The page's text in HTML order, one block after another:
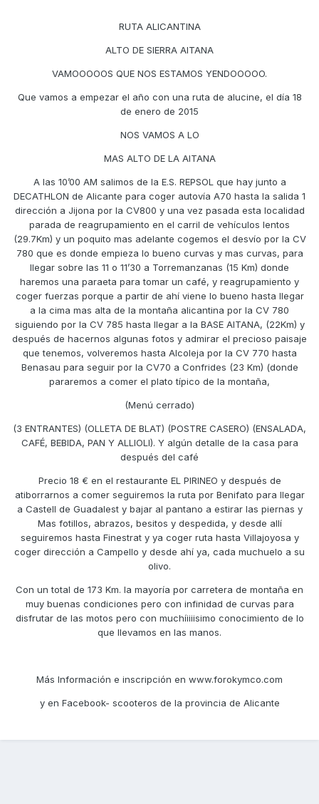
RUTA ALICANTINA
ALTO DE SIERRA AITANA
VAMOOOOOS QUE NOS ESTAMOS YENDOOOOO.
Que vamos a empezar el año con una ruta de alucine, el día 18
de enero de 2015
NOS VAMOS A LO
MAS ALTO DE LA AITANA
A las 10’00 AM salimos de la E.S. REPSOL que hay junto a
DECATHLON de Alicante para coger autovía A70 hasta la salida 1
dirección a Jijona por la CV800 y una vez pasada esta localidad
parada de reagrupamiento en el carril de vehículos lentos
(29.7Km) y un poquito mas adelante cogemos el desvío por la CV
780 que es donde empieza lo bueno curvas y mas curvas, para
llegar sobre las 11 o 11’30 a Torremanzanas (15 Km) donde
haremos una paraeta para tomar un café, y reagrupamiento y
coger fuerzas porque a partir de ahí viene lo bueno hasta llegar
a la cima mas alta de la montaña alicantina por la CV 780
siguiendo por la CV 785 hasta llegar a la BASE AITANA, (22Km) y
después de hacernos algunas fotos y admirar el precioso paisaje
que tenemos, volveremos hasta Alcoleja por la CV 770 hasta
Benasau para seguir por la CV70 a Confrides (23 Km) (donde
pararemos a comer el plato típico de la montaña,
(Menú cerrado)
(3 ENTRANTES) (OLLETA DE BLAT) (POSTRE CASERO) (ENSALADA,
CAFÉ, BEBIDA, PAN Y ALLIOLI). Y algún detalle de la casa para
después del café
Precio 18 € en el restaurante EL PIRINEO y después de
atiborrarnos a comer seguiremos la ruta por Benifato para llegar
a Castell de Guadalest y bajar al pantano a estirar las piernas y
Mas fotillos, abrazos, besitos y despedida, y desde allí
seguiremos hasta Finestrat y ya coger ruta hasta Villajoyosa y
coger dirección a Campello y desde ahí ya, cada muchuelo a su
olivo.
Con un total de 173 Km. la mayoría por carretera de montaña en
muy buenas condiciones pero con infinidad de curvas para
disfrutar de las motos pero con muchíiiiisimo conocimiento de lo
que llevamos en las manos.
Más Información e inscripción en www.forokymco.com
y en Facebook- scooteros de la provincia de Alicante